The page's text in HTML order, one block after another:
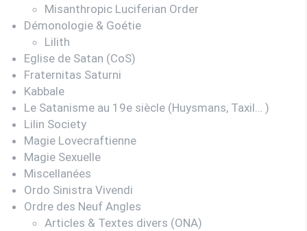
Misanthropic Luciferian Order
Démonologie & Goétie
Lilith
Eglise de Satan (CoS)
Fraternitas Saturni
Kabbale
Le Satanisme au 19e siècle (Huysmans, Taxil… )
Lilin Society
Magie Lovecraftienne
Magie Sexuelle
Miscellanées
Ordo Sinistra Vivendi
Ordre des Neuf Angles
Articles & Textes divers (ONA)